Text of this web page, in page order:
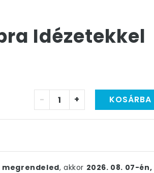
Idézetekkel
- + KOSÁRBA
megrendeled, akkor 2026. 08. 07-én,